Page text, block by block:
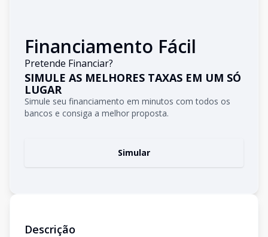
Financiamento Fácil
Pretende Financiar?
SIMULE AS MELHORES TAXAS EM UM SÓ
LUGAR
Simule seu financiamento em minutos com todos os
bancos e consiga a melhor proposta.
Simular
Descrição